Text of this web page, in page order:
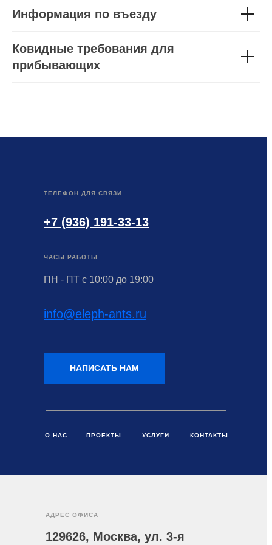
Информация по въезду
Ковидные требования для
прибывающих
ТЕЛЕФОН ДЛЯ СВЯЗИ
АДРЕС ОФИСА
+7 (936) 191-33-13
ПН - ПТ с 10:00 до 19:00
129626, Москва, ул. 3-я
О НАС ПРОЕКТЫ УСЛУГИ КОНТАКТЫ
НАПИСАТЬ НАМ
info@eleph-ants.ru
ЧАСЫ РАБОТЫ